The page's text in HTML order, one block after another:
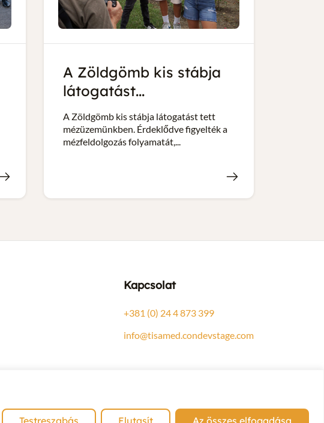
Testreszabás Elutasít Az összes elfogadása
A Zöldgömb kis stábja
látogatást...
A Zöldgömb kis stábja látogatást tett
mézüzemünkben. Érdeklődve figyelték a
mézfeldolgozás folyamatát,...
Kapcsolat
+381 (0) 24 4 873 399
info@tisamed.condevstage.com